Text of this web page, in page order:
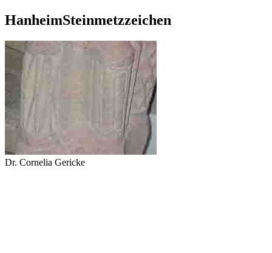
HanheimSteinmetzzeichen
Dr. Cornelia Gericke